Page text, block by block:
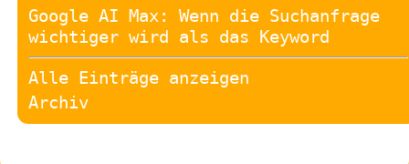
Google AI Max: Wenn die Suchanfrage
wichtiger wird als das Keyword
Alle Einträge anzeigen
Archiv